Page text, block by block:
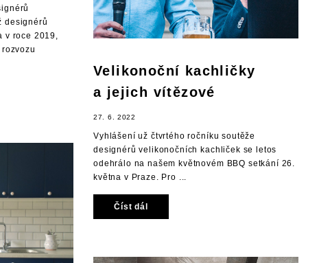
designérů
v roce 2019,
Velikonoční kachličky
a jejich vítězové
27. 6. 2022
Vyhlášení už čtvrtého ročníku soutěže
designérů velikonočních kachliček se letos
odehrálo na našem květnovém BBQ setkání 26.
května v Praze. Pro ...
Číst dál